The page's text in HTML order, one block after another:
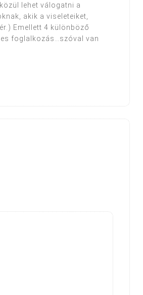
lehet válogatni a
akik a viseleteiket,
Emellett 4 különböző
foglalkozás…szóval van